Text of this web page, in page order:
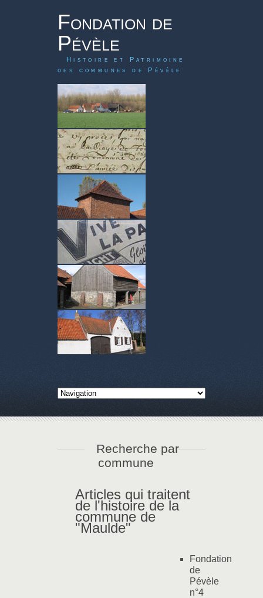
Fondation de
Pévèle
Histoire et Patrimoine
des communes de Pévèle
Recherche par
commune
Articles qui traitent
de l'histoire de la
commune de
"Maulde"
Fondation
de
Pévèle
n°4